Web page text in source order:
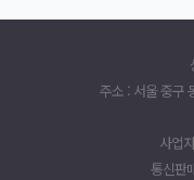
주소 : 서울 중구
사업
통신판